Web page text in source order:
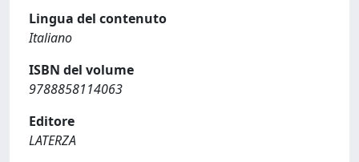
Lingua del contenuto
Italiano
ISBN del volume
9788858114063
Editore
LATERZA